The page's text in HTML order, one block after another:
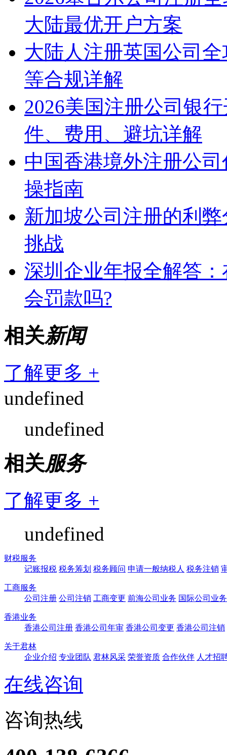
大陆最优开户方案
大陆人注册英国公司
等合规详解
2026美国注册公司银
件、费用、避坑详解
中国香港境外注册公
操指南
新加坡公司注册的利
挑战
深圳企业年报全解答
会罚款吗?
相关新闻
了解更多 +
undefined
undefined
相关服务
了解更多 +
undefined
财税服务
记账报税 税务筹划 税务顾问 申请一般纳税人 税务注销
工商服务
公司注册 公司注销 工商变更 前海公司业务 国际公司业务
香港业务
香港公司注册 香港公司年审 香港公司变更 香港公司注销
关于君林
企业介绍 专业团队 君林风采 荣誉资质 合作伙伴 人才招
在线咨询
咨询热线